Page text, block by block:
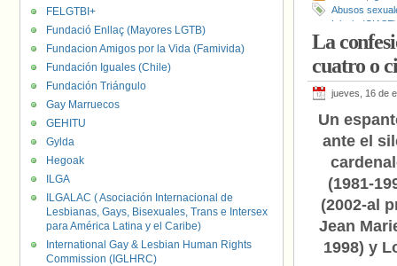
Abusos
Iglesia (CIASE)
Obispos,
La
cuatro o
jueves, 16 de
Un
ante el
(1981-
(2002-al
Jean
1998) y
FELGTBI+
Fundació Enllaç (Mayores LGTB)
Fundacion Amigos por la Vida (Famivida)
Fundación Iguales (Chile)
Fundación Triángulo
Gay Marruecos
GEHITU
Gylda
Hegoak
ILGA
ILGALAC ( Asociación Internacional de
Lesbianas, Gays, Bisexuales, Trans e Intersex
para América Latina y el Caribe)
International Gay & Lesbian Human Rights
Commission (IGLHRC)